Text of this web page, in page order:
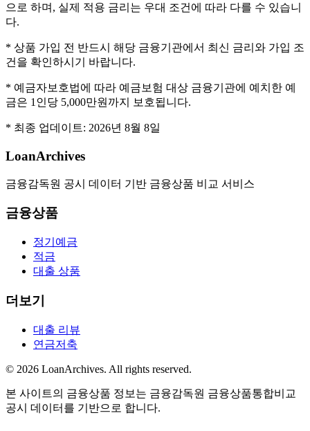
으로 하며, 실제 적용 금리는 우대 조건에 따라 다를 수 있습니
다.
* 상품 가입 전 반드시 해당 금융기관에서 최신 금리와 가입 조
건을 확인하시기 바랍니다.
* 예금자보호법에 따라 예금보험 대상 금융기관에 예치한 예
금은 1인당 5,000만원까지 보호됩니다.
* 최종 업데이트: 2026년 8월 8일
LoanArchives
금융감독원 공시 데이터 기반 금융상품 비교 서비스
금융상품
정기예금
적금
대출 상품
더보기
대출 리뷰
연금저축
© 2026 LoanArchives. All rights reserved.
본 사이트의 금융상품 정보는 금융감독원 금융상품통합비교
공시 데이터를 기반으로 합니다.